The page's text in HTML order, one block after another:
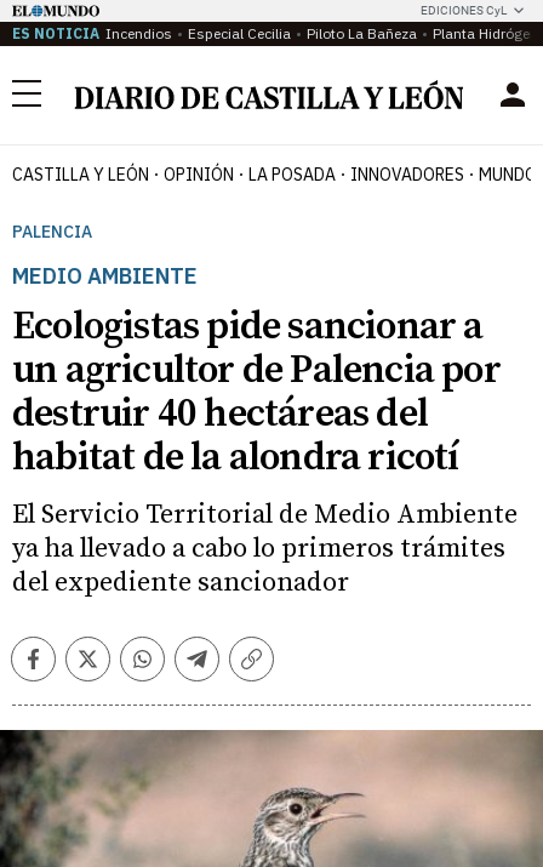
EDICIONES CyL
ES NOTICIA Incendios Especial Cecilia Piloto La Bañeza Planta
Menú
CASTILLA Y LEÓN OPINIÓN LA POSADA INNOVADORES MUNDO
PALENCIA
MEDIO AMBIENTE
Ecologistas pide sancionar a
un agricultor de Palencia por
destruir 40 hectáreas del
habitat de la alondra ricotí
El Servicio Territorial de Medio Ambiente
ya ha llevado a cabo lo primeros trámites
del expediente sancionador
FacebookTwitterWhatsappTelegramCopiar